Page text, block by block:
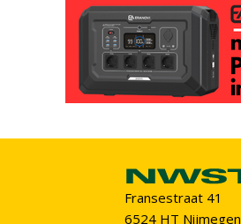
Fransestraat 41
6524 HT Nijmegen